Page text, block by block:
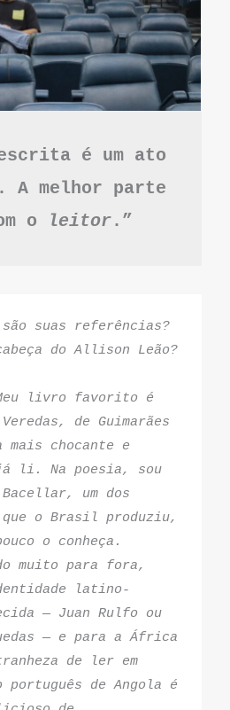
é um ato
. A melhor parte
o
leitor.”
suas referências?
do Allison Leão?
livro favorito é
de Guimarães
mais chocante e
já li. Na poesia, sou
um dos
que o Brasil produziu,
o conheça.
muito para fora,
latino-
— Juan Rulfo ou
— e para a África
de ler em
português de Angola é